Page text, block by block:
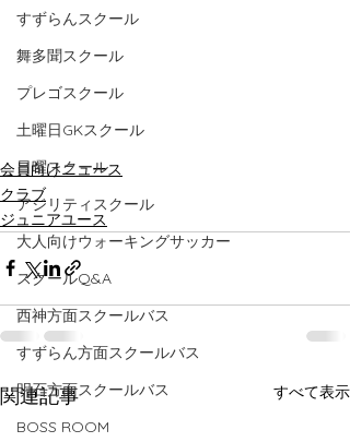
すずらんスクール
舞多聞スクール
プレゴスクール
土曜日GKスクール
日曜スクール
アジリティスクール
大人向けウォーキングサッカー
スクールQ&A
西神方面スクールバス
すずらん方面スクールバス
明石方面スクールバス
BOSS ROOM
会員向けニュース
クラブ
ジュニアユース
関連記事 すべて表示